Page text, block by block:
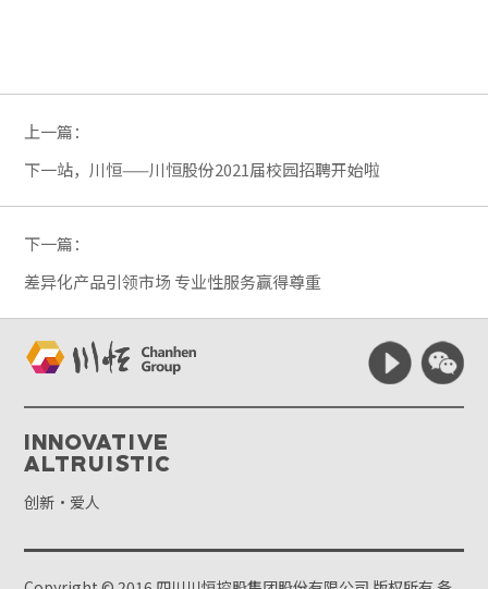
上一篇：
下一站，川恒——川恒股份2021届校园招聘开始啦
下一篇：
差异化产品引领市场 专业性服务赢得尊重
Innovative
Altruistic
创新·爱人